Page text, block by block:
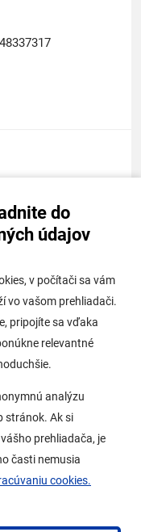
do
údajov
v počítači sa vám
vo vašom prehliadači.
pripojíte sa vďaka
relevantné
analýzu
stránok. Ak si
prehliadača, je
časti nemusia
cookies.